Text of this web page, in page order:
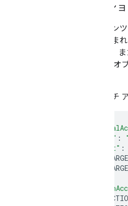
アクシ
コンテン
が含ま
きます。
アップ
ウォッチ
"@type" :
"target" :